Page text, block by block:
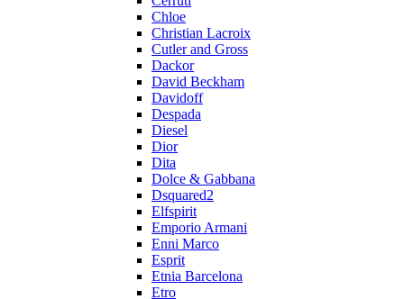
Chloe
Christian Lacroix
Cutler and Gross
Dackor
David Beckham
Davidoff
Despada
Diesel
Dior
Dita
Dolce & Gabbana
Dsquared2
Elfspirit
Emporio Armani
Enni Marco
Esprit
Etnia Barcelona
Etro